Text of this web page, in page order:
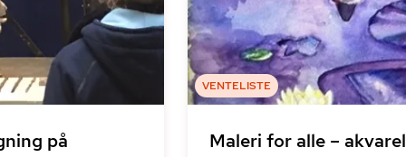
på
VENTELISTE
Maleri for alle –